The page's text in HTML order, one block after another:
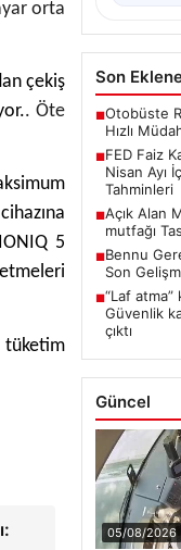
orta
çekiş
. Öte
5
tüketim
Son
■Otobüste
Hızlı
■FED Faiz
Nisan Ayı
Tahminleri
■Açık Alan
mutfağı
■Bennu
Son
■“Laf atma”
Güvenlik
çıktı
Güncel
05/08/2026